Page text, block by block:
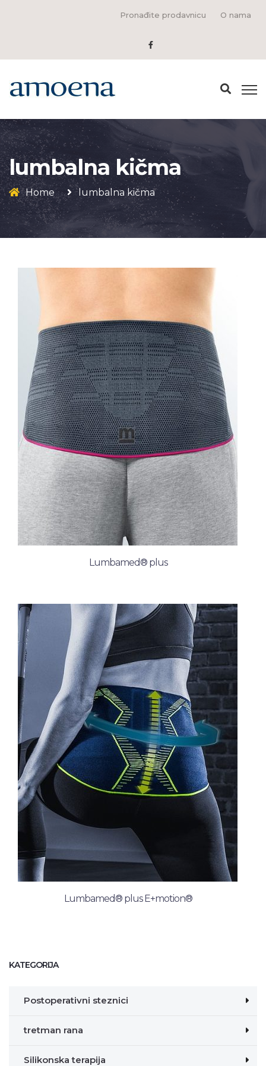
Pronađite prodavnicu O nama
lumbalna kičma
Home lumbalna kičma
Lumbamed® plus
Lumbamed® plus E+motion®
KATEGORIJA
Postoperativni steznici
tretman rana
Silikonska terapija